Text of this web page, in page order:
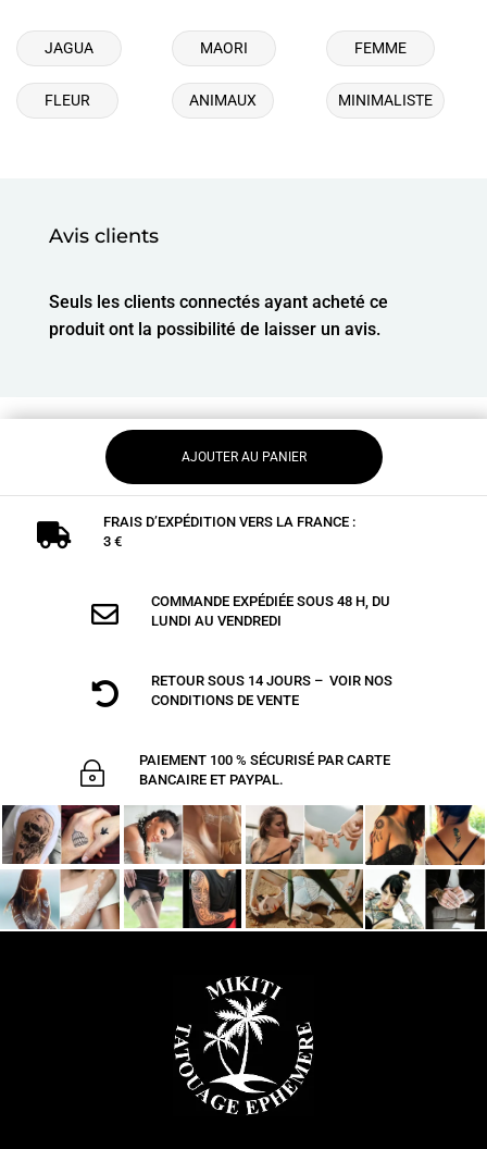
JAGUA MAORI FEMME
FLEUR ANIMAUX MINIMALISTE
Avis clients
Seuls les clients connectés ayant acheté ce
produit ont la possibilité de laisser un avis.
AJOUTER AU PANIER

FRAIS D’EXPÉDITION VERS LA FRANCE :
3 €

COMMANDE EXPÉDIÉE SOUS 48 H, DU
LUNDI AU VENDREDI

RETOUR SOUS 14 JOURS – VOIR NOS
CONDITIONS DE VENTE
~
PAIEMENT 100 % SÉCURISÉ PAR CARTE
BANCAIRE ET PAYPAL.